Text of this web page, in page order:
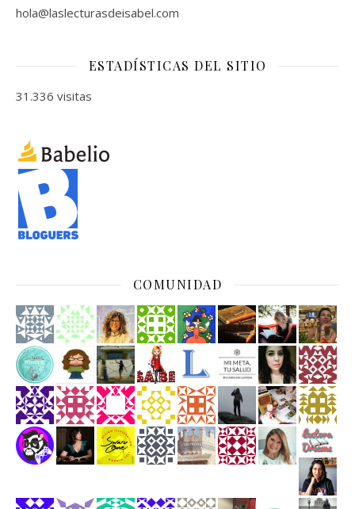
hola@laslecturasdeisabel.com
ESTADÍSTICAS DEL SITIO
31.336 visitas
COMUNIDAD